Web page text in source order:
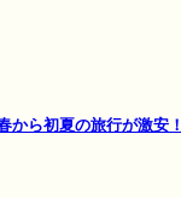
から初夏の旅行が激安！